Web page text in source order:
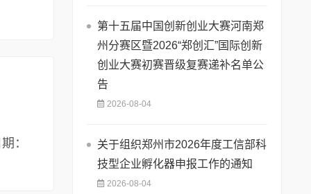
：
第十五届中国创新创业大赛河南郑
州分赛区暨2026“郑创汇”国际创新
创业大赛初赛晋级复赛递补名单公
告
2026-08-04
关于组织郑州市2026年度工信部科
技型企业孵化器申报工作的通知
2026-08-04